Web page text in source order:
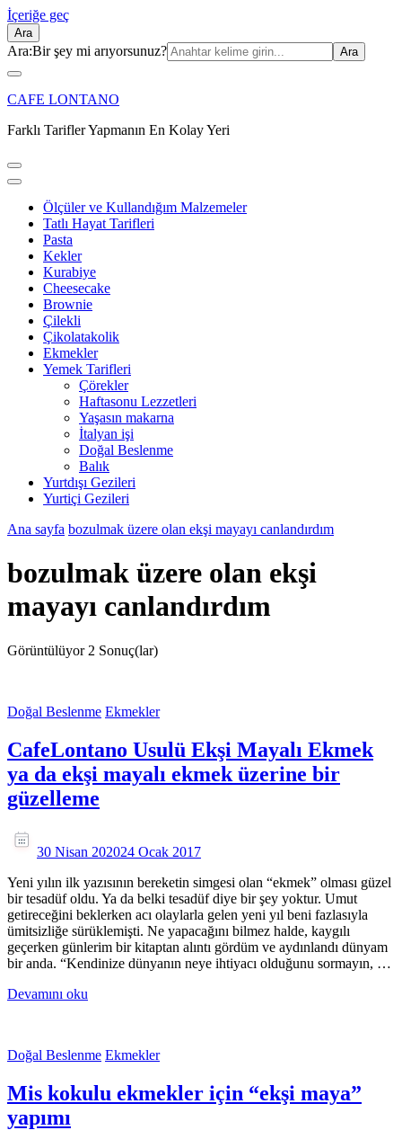
İçeriğe geç
Ara
Ara:Bir şey mi arıyorsunuz?
CAFE LONTANO
Farklı Tarifler Yapmanın En Kolay Yeri
Ölçüler ve Kullandığım Malzemeler
Tatlı Hayat Tarifleri
Pasta
Kekler
Kurabiye
Cheesecake
Brownie
Çilekli
Çikolatakolik
Ekmekler
Yemek Tarifleri
Çörekler
Haftasonu Lezzetleri
Yaşasın makarna
İtalyan işi
Doğal Beslenme
Balık
Yurtdışı Gezileri
Yurtiçi Gezileri
Ana sayfa bozulmak üzere olan ekşi mayayı canlandırdım
bozulmak üzere olan ekşi
mayayı canlandırdım
Görüntülüyor 2 Sonuç(lar)
Doğal Beslenme Ekmekler
CafeLontano Usulü Ekşi Mayalı Ekmek
ya da ekşi mayalı ekmek üzerine bir
güzelleme
30 Nisan 202024 Ocak 2017
Yeni yılın ilk yazısının bereketin simgesi olan “ekmek” olması güzel
bir tesadüf oldu. Ya da belki tesadüf diye bir şey yoktur. Umut
getireceğini beklerken acı olaylarla gelen yeni yıl beni fazlasıyla
ümitsizliğe sürüklemişti. Ne yapacağını bilmez halde, kaygılı
geçerken günlerim bir kitaptan alıntı gördüm ve aydınlandı dünyam
bir anda. “Kendinize dünyanın neye ihtiyacı olduğunu sormayın, …
Devamını oku
Doğal Beslenme Ekmekler
Mis kokulu ekmekler için “ekşi maya”
yapımı